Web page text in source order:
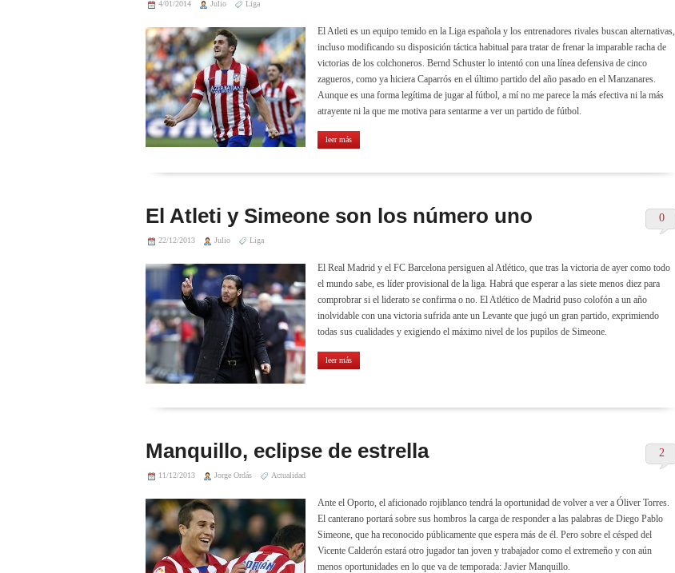
4/01/2014 Julio Liga
El Atleti es un equipo temido en la Liga española y los entrenadores rivales buscan alternativas,
incluso modificando su disposición táctica habitual para tratar de frenar la imparable racha de
victorias de los colchoneros. Bernd Schuster lo intentó con una línea defensiva de cinco
zagueros, como ya hiciera Caparrós en el último partido del año pasado en el Manzanares.
Aunque es una forma legítima de jugar al fútbol, a mí no me parece la más efectiva ni la más
atrayente ni la que me motiva para sentarme a ver un partido de fútbol.
leer más
0
El Atleti y Simeone son los número uno
22/12/2013 Julio Liga
El Real Madrid y el FC Barcelona persiguen al Atlético, que tras la victoria de ayer como todo
el mundo sabe, es líder provisional de la liga. Habrá que esperar a las siete menos diez para
comprobrar si el liderato se confirma o no. El Atlético de Madrid puso colofón a un año
inolvidable con una victoria sufrida ante un Levante que jugó un gran partido, exprimiendo
todas sus cualidades y exigiendo el máximo nivel de los pupilos de Simeone.
leer más
2
Manquillo, eclipse de estrella
11/12/2013 Jorge Ordás Actualidad
Ante el Oporto, el aficionado rojiblanco tendrá la oportunidad de volver a ver a Óliver Torres.
El canterano portará sobre sus hombros la carga de responder a las palabras de Diego Pablo
Simeone, que ha reconocido públicamente que espera más de él. Pero sobre el césped del
Vicente Calderón estará otro jugador tan joven y trabajador como el extremeño y con aún
menos oportunidades en lo que va de temporada: Javier Manquillo.